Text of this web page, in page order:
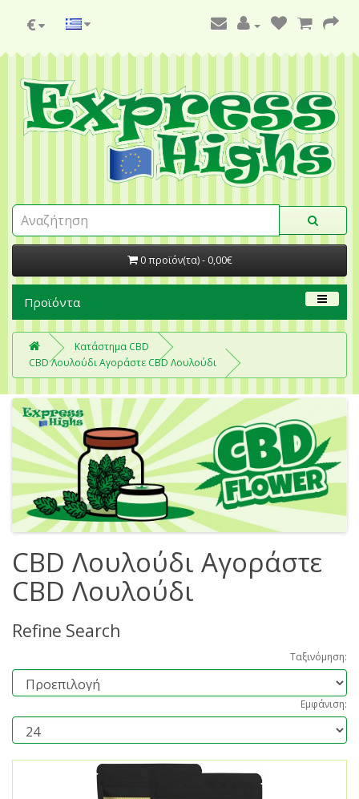
€
0 προϊόν(τα) - 0,00€
Προϊόντα
Κατάστημα CBD
CBD Λουλούδι Αγοράστε CBD Λουλούδι
CBD Λουλούδι Αγοράστε
CBD Λουλούδι
Refine Search
Ταξινόμηση:
Εμφάνιση: